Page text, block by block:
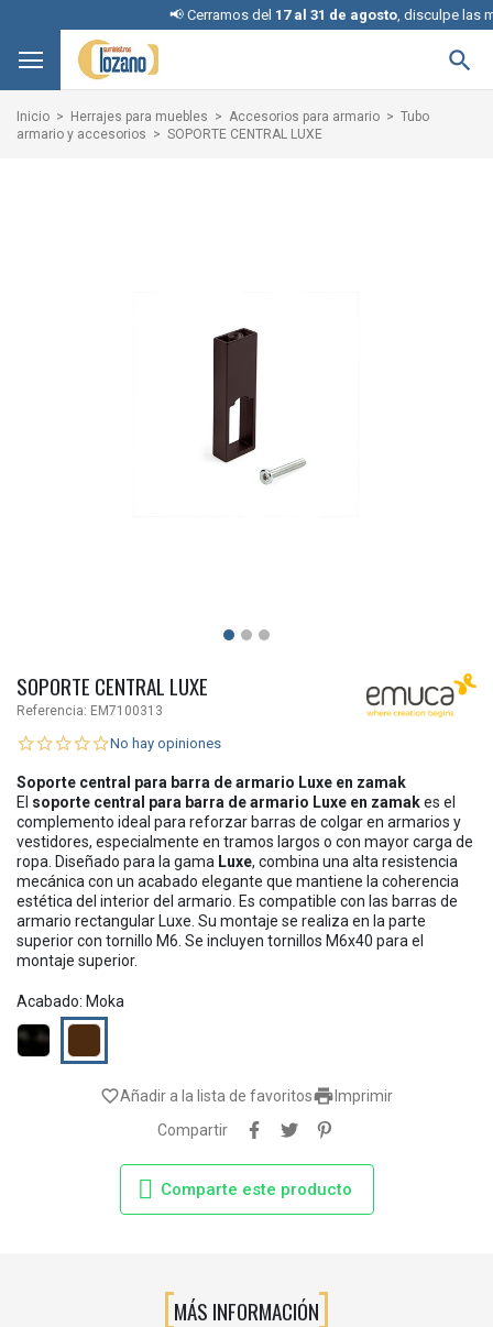
📢 Cerramos del17 al 31 de agosto, disculpe las

Inicio Herrajes para muebles Accesorios para armario
Tubo
armario y accesorios
SOPORTE CENTRAL LUXE
SOPORTE CENTRAL LUXE
Referencia: EM7100313
No hay opiniones
Soporte central para barra de armario Luxe en zamak
El soporte central para barra de armario Luxe en zamakes el
complemento ideal para reforzar barras de colgar en armarios y
vestidores, especialmente en tramos largos o con mayor carga de
ropa. Diseñado para la gama Luxe, combina una alta resistencia
mecánica con un acabado elegante que mantiene la coherencia
estética del interior del armario. Es compatible con las barras de
armario rectangular Luxe. Su montaje se realiza en la parte
superior con tornillo M6. Se incluyen tornillos M6x40 para el
montaje superior.
Acabado: Moka
Negro
Moka
 Imprimir
favorite_borderAñadir a la lista de favoritos
Compartir
Comparte este producto
MÁS INFORMACIÓN